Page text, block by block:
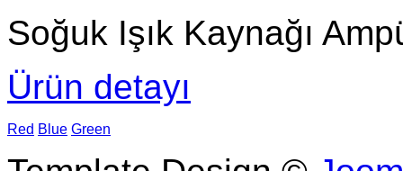
Soğuk Işık Kaynağı
Ürün detayı
Red Blue Green